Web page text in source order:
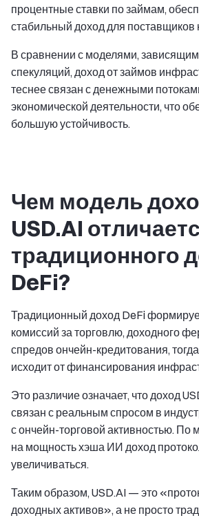
процентные ставки по займам,
стабильный доход для поставщиков
В сравнении с моделями,
спекуляций, доход от займов
теснее связан с денежными
экономической деятельности, что
большую устойчивость.
Чем модель
USD.AI
традиционного
DeFi?
Традиционный доход DeFi
комиссий за торговлю, доходного
спредов ончейн-кредитования,
исходит от финансирования
Это различие означает, что доход
связан с реальным спросом в
с ончейн-торговой активностью. По
на мощность хэша ИИ доход
увеличиваться.
Таким образом, USD.AI — это
доходных активов», а не просто